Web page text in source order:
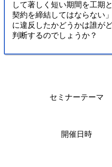
して著しく短い期間を工期
契約を締結してはならない
に違反したかどうかは誰が
判断するのでしょうか？
セミナーテーマ
開催日時